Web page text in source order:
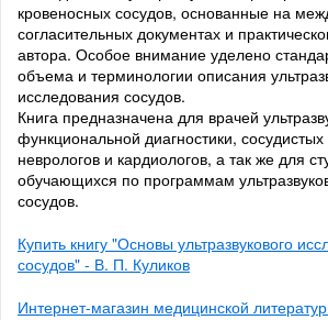
кровеносных сосудов, основанные на
согласительных документах и
автора. Особое внимание уделено
объема и терминологии описания
исследования сосудов.
Книга предназначена для врачей
функциональной диагностики, сосудистых
неврологов и кардиологов, а так же для
обучающихся по программам
сосудов.
Купить книгу "Основы ультразвукового
сосудов" - В. П. Куликов
Интернет-магазин медицинской